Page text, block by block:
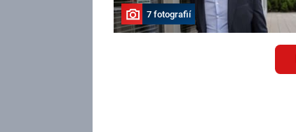
7 fotografií